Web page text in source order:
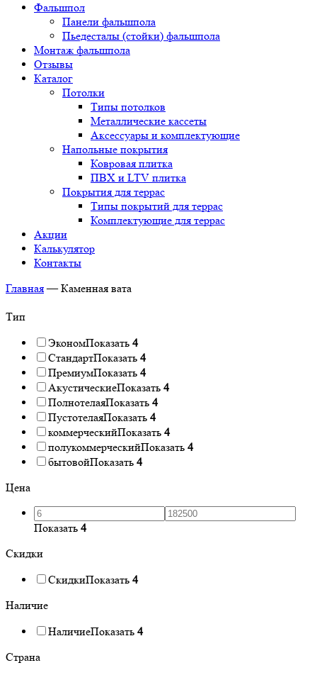
Фальшпол
Панели фальшпола
Пьедесталы (стойки) фальшпола
Монтаж фальшпола
Отзывы
Каталог
Потолки
Типы потолков
Металлические кассеты
Аксессуары и комплектующие
Напольные покрытия
Ковровая плитка
ПВХ и LTV плитка
Покрытия для террас
Типы покрытий для террас
Комплектующие для террас
Акции
Калькулятор
Контакты
Главная — Каменная вата
Тип
ЭкономПоказать 4
СтандартПоказать 4
ПремиумПоказать 4
АкустическиеПоказать 4
ПолнотелаяПоказать 4
ПустотелаяПоказать 4
коммерческийПоказать 4
полукоммерческийПоказать 4
бытовойПоказать 4
Цена
Показать 4
Скидки
СкидкиПоказать 4
Наличие
НаличиеПоказать 4
Страна